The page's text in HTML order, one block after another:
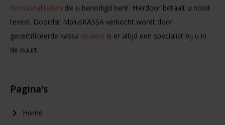
functionaliteiten die u benodigd bent. Hierdoor betaalt u nooit
teveel. Doordat MplusKASSA verkocht wordt door
gecertificeerde kassa dealers is er altijd een specialist bij u in
de buurt.
Pagina's
Home